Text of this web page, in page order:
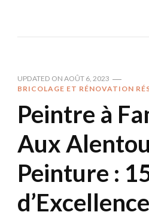
UPDATED ON AOÛT 6, 2023
BRICOLAGE ET RÉNOVATION
Peintre à
Aux
Peinture :
d’Excellence